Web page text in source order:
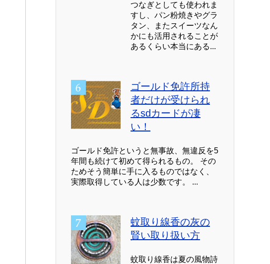
つなぎとしても使われま
すし、パン粉焼きやグラ
タン、またスイーツなん
かにも活用されることが
あるくらい本当にある...
ゴールド免許所持
者だけが受けられ
るsdカードが凄
い！
ゴールド免許というと無事故、無違反を5
年間も続けて初めて得られるもの。 その
ためそう簡単に手に入るものではなく、
実際取得している人は少数です。 ...
蚊取り線香の灰の
賢い取り扱い方
蚊取り線香は夏の風物詩